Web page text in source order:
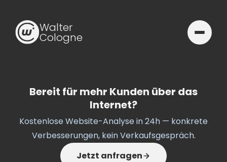
Walter
Cologne
Bereit für mehr Kunden über das
Internet?
Kostenlose Website-Analyse in 24h — konkrete
Verbesserungen, kein Verkaufsgespräch.
Jetzt anfragen